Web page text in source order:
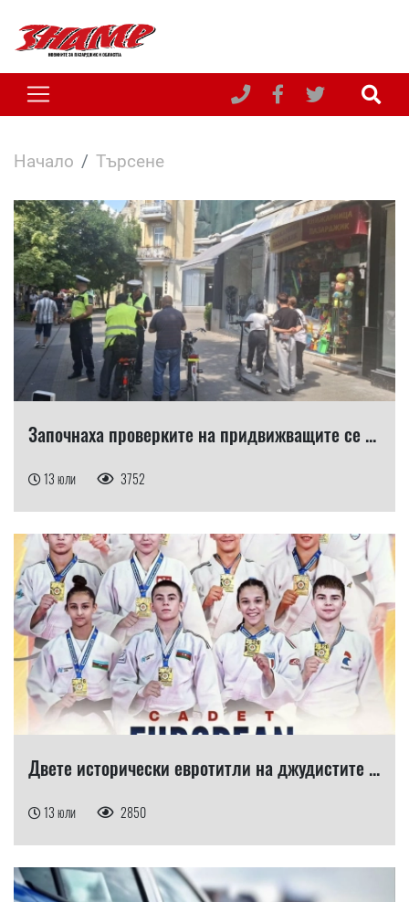
Начало Търсене
Започнаха проверките на придвижващите се ...
13 юли 3752
Двете исторически евротитли на джудистите ...
13 юли 2850